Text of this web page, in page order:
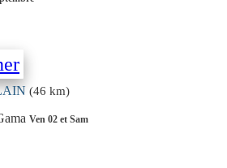
(46 km)
Ven 02 et Sam